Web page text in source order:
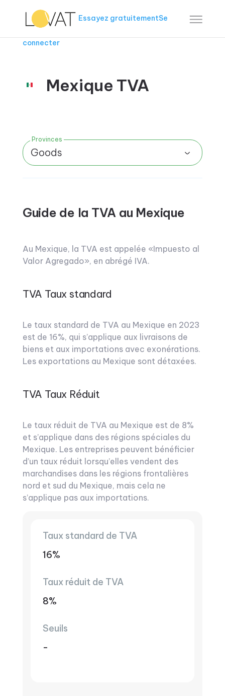
Essayez gratuitementSe
connecter
Mexique TVA
Provinces
Goods
Guide de la TVA au Mexique
Au Mexique, la TVA est appelée «Impuesto al
Valor Agregado», en abrégé IVA.
TVA Taux standard
Le taux standard de TVA au Mexique en 2023
est de 16%, qui s’applique aux livraisons de
biens et aux importations avec exonérations.
Les exportations au Mexique sont détaxées.
TVA Taux Réduit
Le taux réduit de TVA au Mexique est de 8%
et s’applique dans des régions spéciales du
Mexique. Les entreprises peuvent bénéficier
d’un taux réduit lorsqu’elles vendent des
marchandises dans les régions frontalières
nord et sud du Mexique, mais cela ne
s’applique pas aux importations.
Taux standard de TVA
16%
Taux réduit de TVA
8%
Seuils
-